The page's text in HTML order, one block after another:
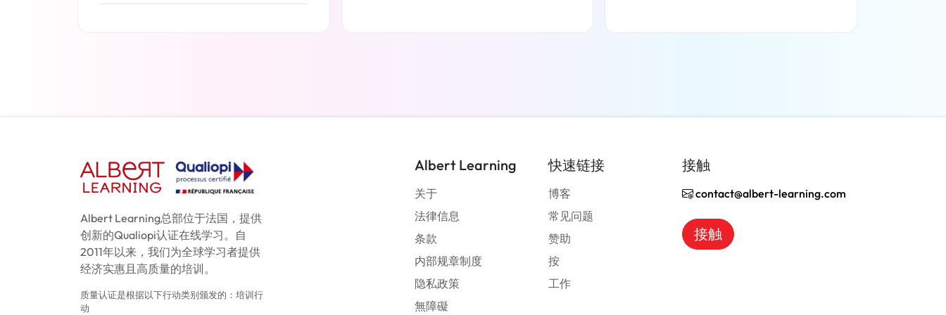
Albert Learning总部位于法国，提供
创新的Qualiopi认证在线学习。自
2011年以来，我们为全球学习者提供
经济实惠且高质量的培训。
质量认证是根据以下行动类别颁发的：培训行
动
Albert Learning
关于
法律信息
条款
内部规章制度
隐私政策
無障礙
快速链接
博客
常见问题
赞助
按
工作
接触
contact@albert-learning.com
接触